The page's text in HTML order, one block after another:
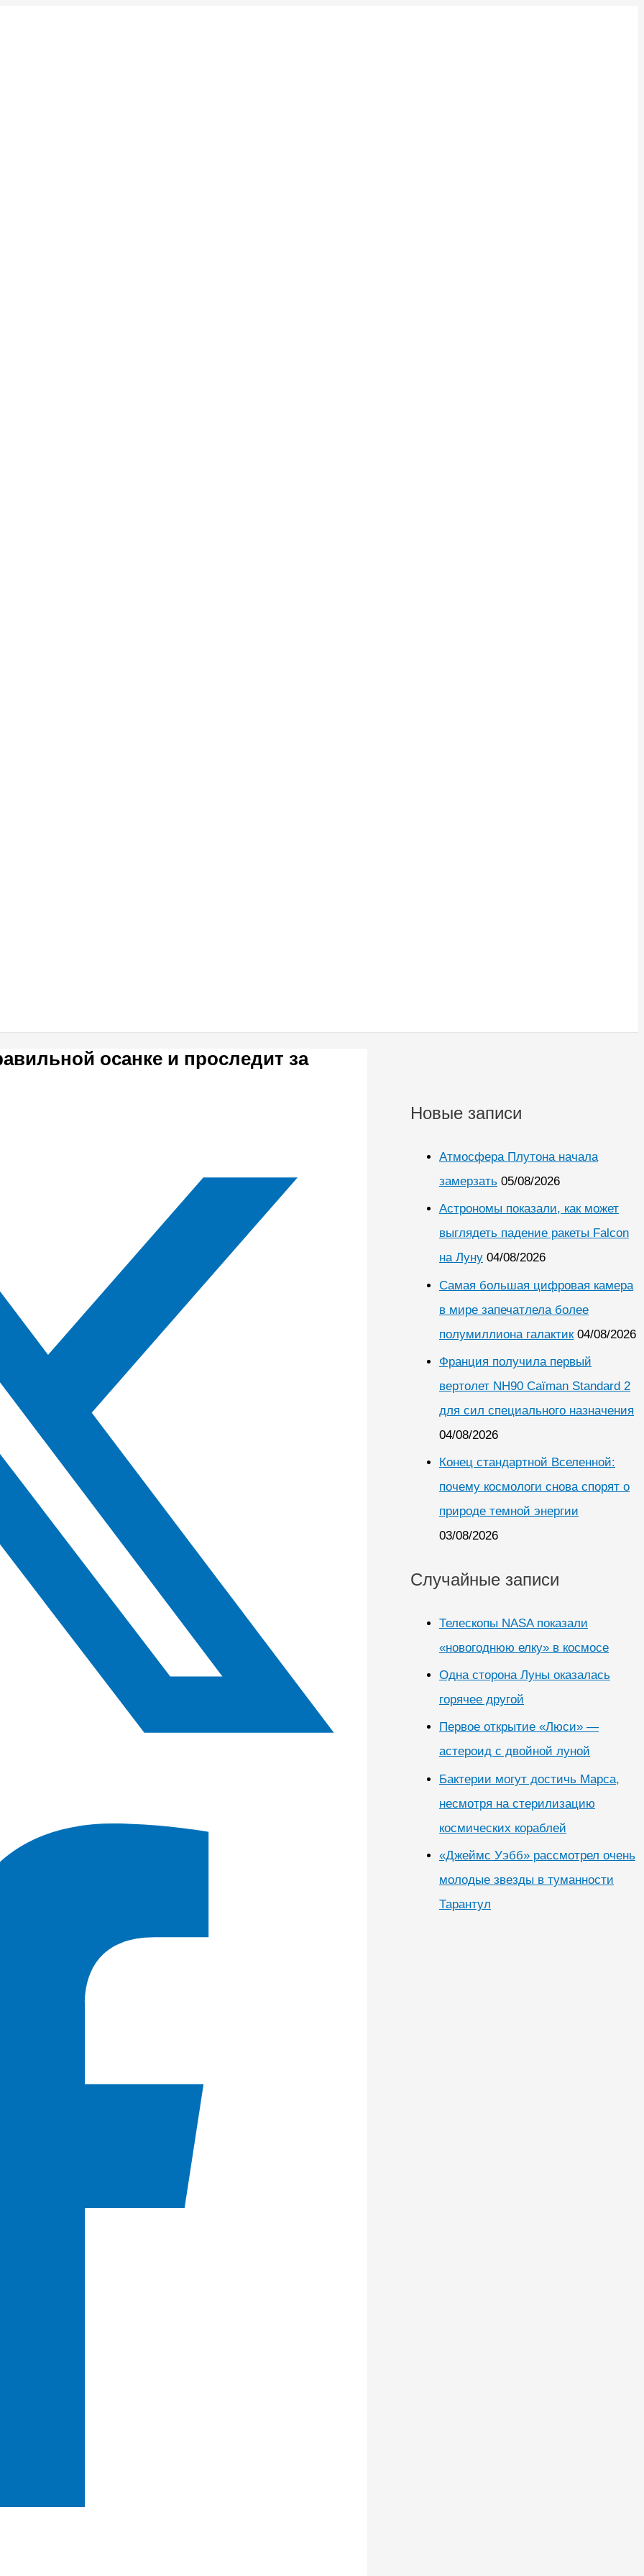
осанке и проследит за
Новые записи
Атмосфера Плутона начала
замерзать 05/08/2026
Астрономы показали, как может
выглядеть падение ракеты Falcon
на Луну 04/08/2026
Самая большая цифровая камера
в мире запечатлела более
полумиллиона галактик 04/08/2026
Франция получила первый
вертолет NH90 Caïman Standard 2
для сил специального назначения
04/08/2026
Конец стандартной Вселенной:
почему космологи снова спорят о
природе темной энергии
03/08/2026
Случайные записи
Телескопы NASA показали
«новогоднюю елку» в космосе
Одна сторона Луны оказалась
горячее другой
Первое открытие «Люси» —
астероид с двойной луной
Бактерии могут достичь Марса,
несмотря на стерилизацию
космических кораблей
«Джеймс Уэбб» рассмотрел очень
молодые звезды в туманности
Тарантул